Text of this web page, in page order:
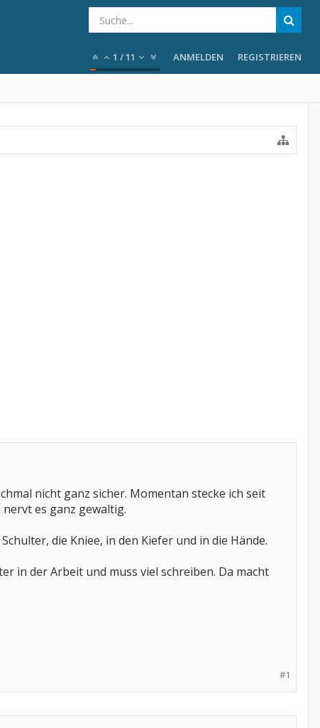
1 /11 ANMELDEN REGISTRIEREN
nicht ganz sicher. Momentan stecke ich seit
es ganz gewaltig.
die Kniee, in den Kiefer und in die Hände.
in der Arbeit und muss viel schreiben. Da macht
#1